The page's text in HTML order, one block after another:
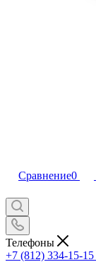
Сравнение0
Телефоны
+7 (812) 334-15-15